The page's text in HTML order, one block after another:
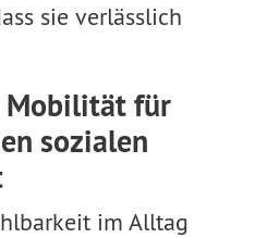
sie verlässlich
Mobilität für
sozialen
im Alltag